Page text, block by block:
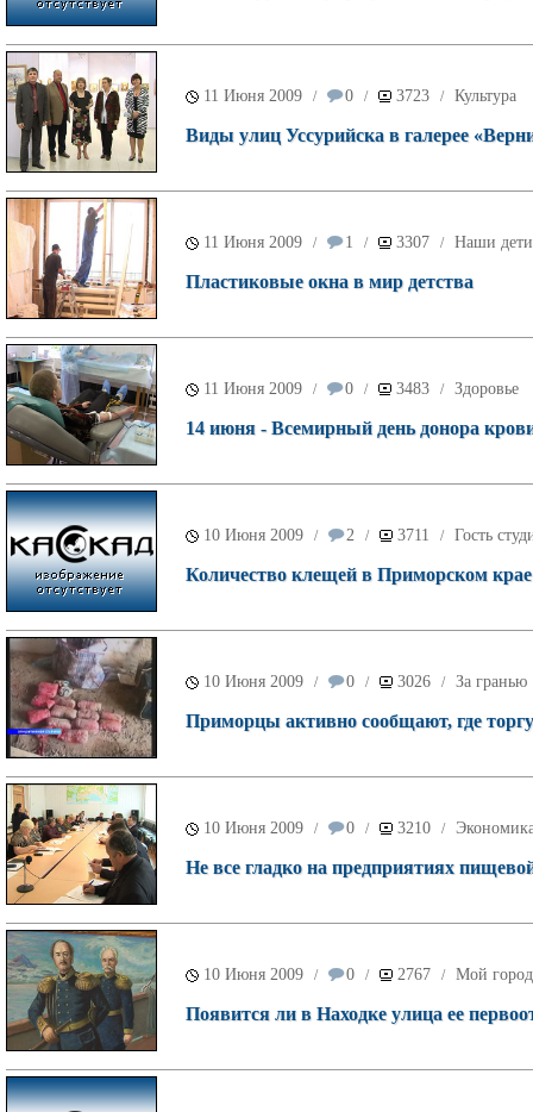
11 Июня 2009 / 0 / 3723 / Культура
Виды улиц Уссурийска в галерее
11 Июня 2009 / 1 / 3307 / Наши дети
Пластиковые окна в мир детства
11 Июня 2009 / 0 / 3483 / Здоровье
14 июня - Всемирный день донора
10 Июня 2009 / 2 / 3711 / Гость
Количество клещей в Приморском крае
10 Июня 2009 / 0 / 3026 / За гранью
Приморцы активно сообщают, где
10 Июня 2009 / 0 / 3210 /
Не все гладко на предприятиях
10 Июня 2009 / 0 / 2767 / Мой город
Появится ли в Находке улица ее